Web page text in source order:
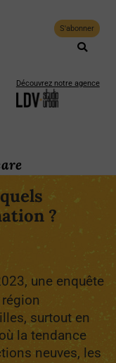
S'abonner
Découvrez notre agence
?
une enquête
surtout en
la tendance
neuves, les